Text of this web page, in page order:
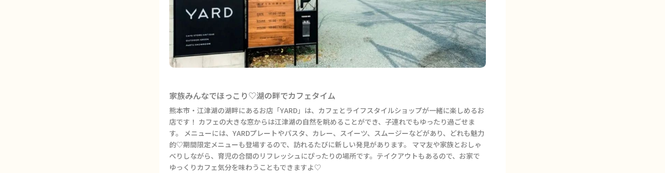
家族みんなでほっこり♡湖の畔でカフェタイム
熊本市・江津湖の湖畔にあるお店「YARD」は、カフェとライフスタイルショップが一緒に楽しめるお
店です！ カフェの大きな窓からは江津湖の自然を眺めることができ、子連れでもゆったり過ごせま
す。 メニューには、YARDプレートやパスタ、カレー、スイーツ、スムージーなどがあり、どれも魅力
的♡期間限定メニューも登場するので、訪れるたびに新しい発見があります。 ママ友や家族とおしゃ
べりしながら、育児の合間のリフレッシュにぴったりの場所です。テイクアウトもあるので、お家で
ゆっくりカフェ気分を味わうこともできますよ♡